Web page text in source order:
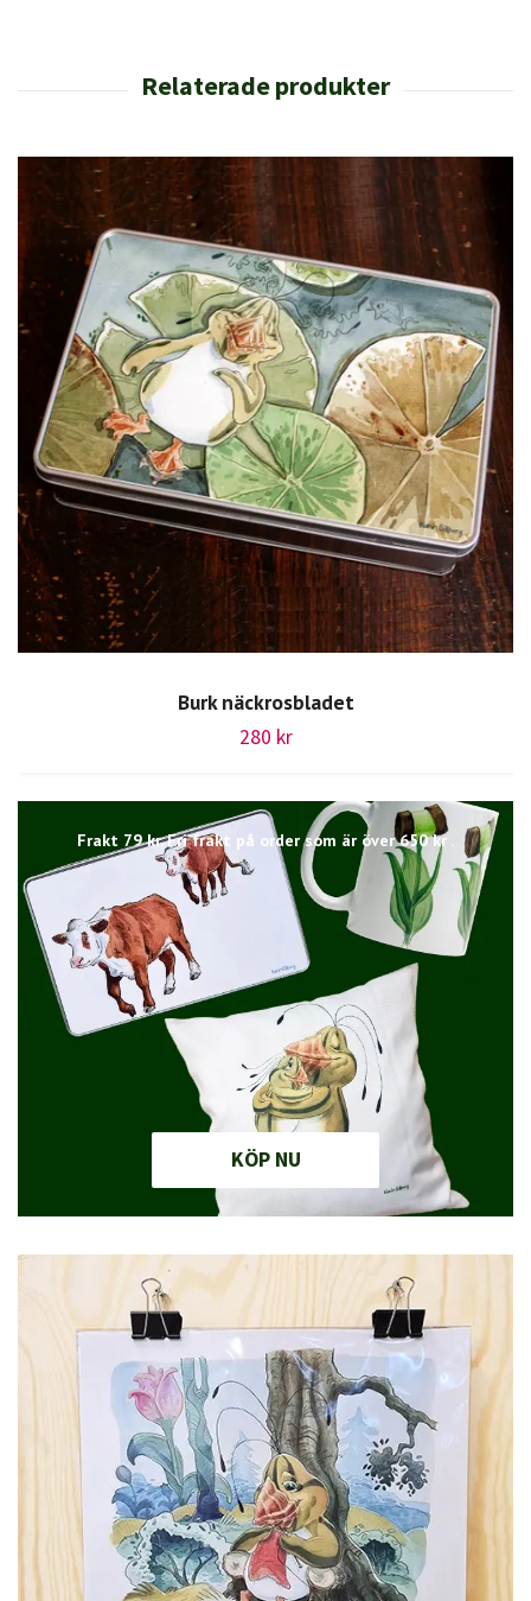
Frakt 79 kr. Fri frakt på order som är över 650 kr .
KÖP NU
Burk näckrosbladet
280 kr